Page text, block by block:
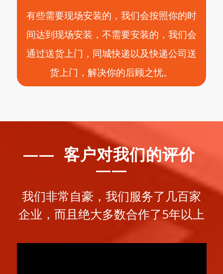
有些需要现场安装的，我们会按照你的时
间达到现场安装，不需要安装的，我们会
通过送货上门，同城快递以及快递公司送
货上门，解决你的后顾之忧。
—— 客户对我们的评价
——
我们非常自豪，我们服务了几百家
企业，而且绝大多数合作了5年以上